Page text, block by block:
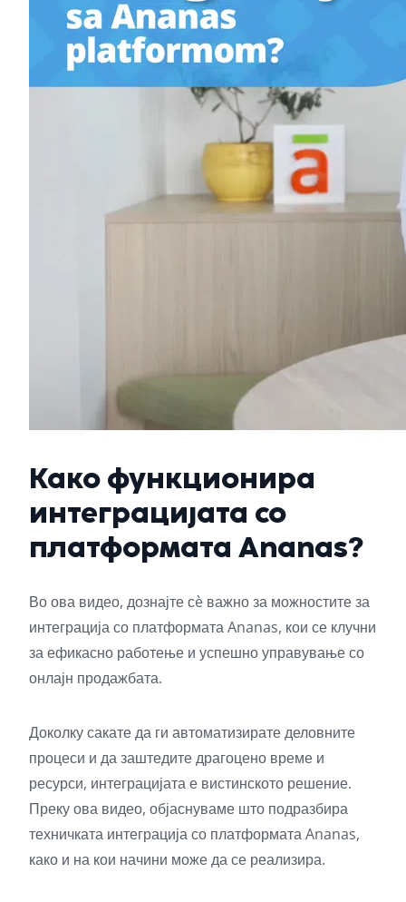
Како функционира
интеграцијата со
платформата Ananas?
Во ова видео, дознајте сè важно за можностите за
интеграција со платформата Ananas, кои се клучни
за ефикасно работење и успешно управување со
онлајн продажбата.
Доколку сакате да ги автоматизирате деловните
процеси и да заштедите драгоцено време и
ресурси, интеграцијата е вистинското решение.
Преку ова видео, објаснуваме што подразбира
техничката интеграција со платформата Ananas,
како и на кои начини може да се реализира.